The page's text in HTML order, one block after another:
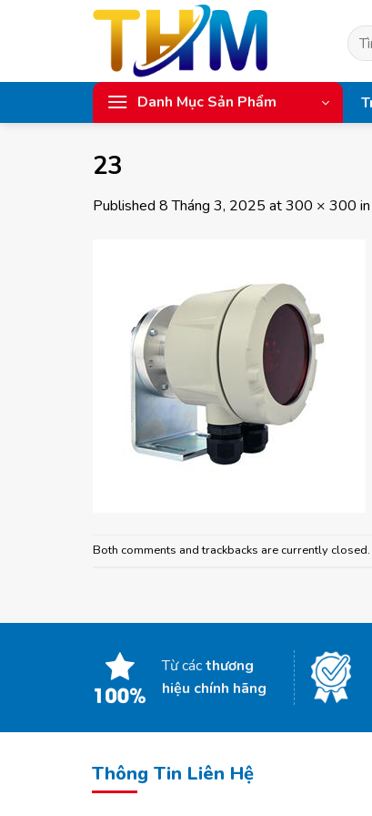
Tìm
kiếm:
Danh Mục Sản Phẩm
23
Published 8 Tháng 3, 2025 at300 × 300 in
Both comments and trackbacks are currently closed.
Từ cácthương
hiệu chính hãng
Thông Tin Liên Hệ